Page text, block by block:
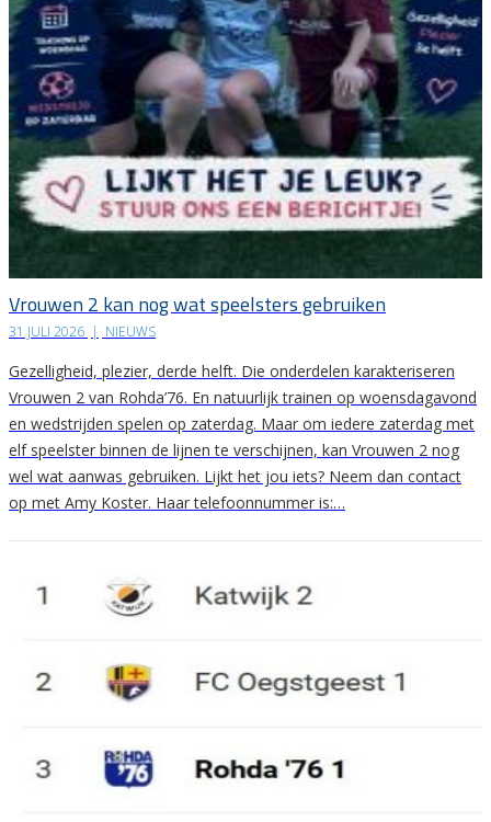
Vrouwen 2 kan nog wat speelsters gebruiken
31 JULI 2026 | NIEUWS
Gezelligheid, plezier, derde helft. Die onderdelen karakteriseren
Vrouwen 2 van Rohda’76. En natuurlijk trainen op woensdagavond
en wedstrijden spelen op zaterdag. Maar om iedere zaterdag met
elf speelster binnen de lijnen te verschijnen, kan Vrouwen 2 nog
wel wat aanwas gebruiken. Lijkt het jou iets? Neem dan contact
op met Amy Koster. Haar telefoonnummer is:…